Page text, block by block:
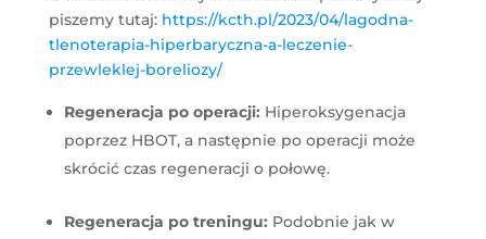
piszemy tutaj: https://kcth.pl/2023/04/lagodna-
tlenoterapia-hiperbaryczna-a-leczenie-
przewleklej-boreliozy/
Regeneracja po operacji: Hiperoksygenacja
poprzez HBOT, a następnie po operacji może
skrócić czas regeneracji o połowę.
Regeneracja po treningu: Podobnie jak w